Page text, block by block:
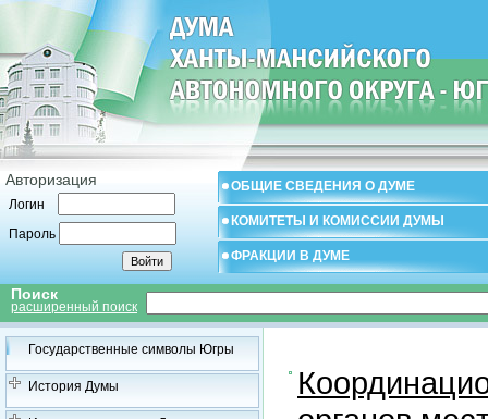
Авторизация
Логин
Пароль
ОБЩИЕ СВЕДЕНИЯ О ДУМЕ
КОМИТЕТЫ И КОМИССИИ ДУМЫ
ФРАКЦИИ В ДУМЕ
Поиск
расширенный поиск
Государственные символы Югры
История Думы